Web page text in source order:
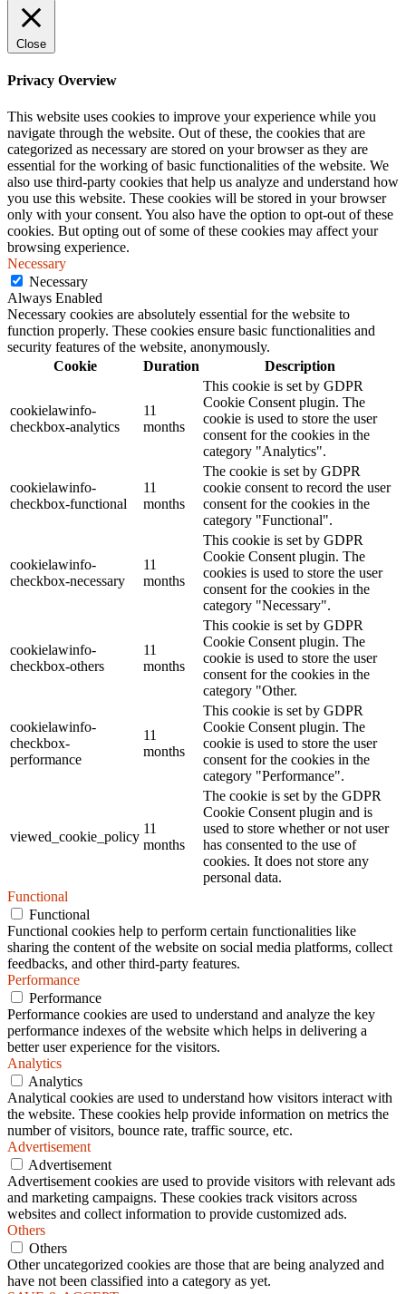
Close
Privacy Overview
This website uses cookies to improve your experience while you
navigate through the website. Out of these, the cookies that are
categorized as necessary are stored on your browser as they are
essential for the working of basic functionalities of the website. We
also use third-party cookies that help us analyze and understand how
you use this website. These cookies will be stored in your browser
only with your consent. You also have the option to opt-out of these
cookies. But opting out of some of these cookies may affect your
browsing experience.
Necessary
Necessary
Always Enabled
Necessary cookies are absolutely essential for the website to
function properly. These cookies ensure basic functionalities and
security features of the website, anonymously.
Cookie
Duration Description
cookielawinfo-
checkbox-analytics
11
months
This cookie is set by GDPR
Cookie Consent plugin. The
cookie is used to store the user
consent for the cookies in the
category "Analytics".
cookielawinfo-
checkbox-functional
11
months
The cookie is set by GDPR
cookie consent to record the user
consent for the cookies in the
category "Functional".
cookielawinfo-
checkbox-necessary
11
months
This cookie is set by GDPR
Cookie Consent plugin. The
cookies is used to store the user
consent for the cookies in the
category "Necessary".
cookielawinfo-
checkbox-others
11
months
This cookie is set by GDPR
Cookie Consent plugin. The
cookie is used to store the user
consent for the cookies in the
category "Other.
cookielawinfo-
checkbox-
performance
11
months
This cookie is set by GDPR
Cookie Consent plugin. The
cookie is used to store the user
consent for the cookies in the
category "Performance".
viewed_cookie_policy
11
months
The cookie is set by the GDPR
Cookie Consent plugin and is
used to store whether or not user
has consented to the use of
cookies. It does not store any
personal data.
Functional
Functional
Functional cookies help to perform certain functionalities like
sharing the content of the website on social media platforms, collect
feedbacks, and other third-party features.
Performance
Performance
Performance cookies are used to understand and analyze the key
performance indexes of the website which helps in delivering a
better user experience for the visitors.
Analytics
Analytics
Analytical cookies are used to understand how visitors interact with
the website. These cookies help provide information on metrics the
number of visitors, bounce rate, traffic source, etc.
Advertisement
Advertisement
Advertisement cookies are used to provide visitors with relevant ads
and marketing campaigns. These cookies track visitors across
websites and collect information to provide customized ads.
Others
Others
Other uncategorized cookies are those that are being analyzed and
have not been classified into a category as yet.